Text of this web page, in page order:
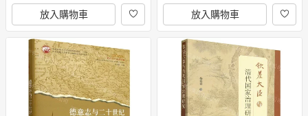
放入購物車 放入購物車